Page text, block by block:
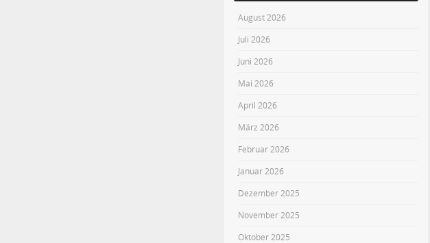
August 2026
Juli 2026
Juni 2026
Mai 2026
April 2026
März 2026
Februar 2026
Januar 2026
Dezember 2025
November 2025
Oktober 2025